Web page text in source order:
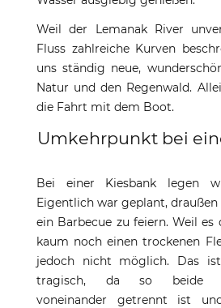
Weil der Lemanak River
Fluss zahlreiche Kurven
uns ständig neue,
Natur und den Regenwald.
die Fahrt mit dem Boot.
Umkehrpunkt bei
Bei einer Kiesbank legen
Eigentlich war geplant,
ein Barbecue zu feiern. Weil es
kaum noch einen trockenen
jedoch nicht möglich. Das
tragisch, da so beide
voneinander getrennt ist